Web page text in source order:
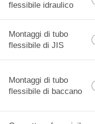
flessibile idraulico
Montaggi di tubo
flessibile di JIS
Montaggi di tubo
flessibile di baccano